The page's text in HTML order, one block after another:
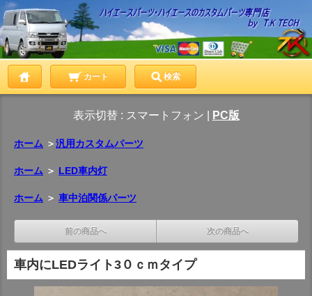
カート 検索
表示切替 : スマートフォン PC版
ホーム ＞汎用カスタムパーツ
ホーム ＞ LED車内灯
ホーム ＞ 車中泊関係パーツ
前の商品へ 次の商品へ
車内にLEDライト3０ｃｍタイプ